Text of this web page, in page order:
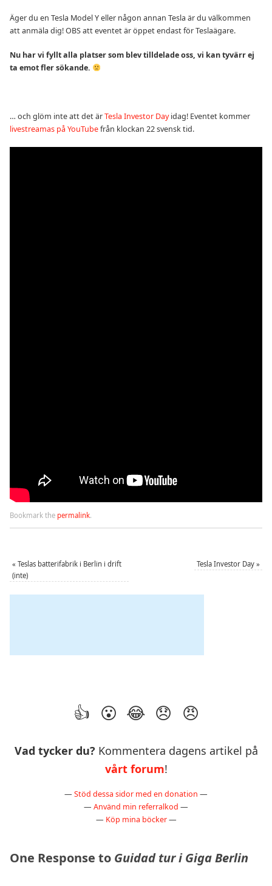
Äger du en Tesla Model Y eller någon annan Tesla är du välkommen
att anmäla dig! OBS att eventet är öppet endast för Teslaägare.
Nu har vi fyllt alla platser som blev tilldelade oss, vi kan tyvärr ej
ta emot fler sökande.
… och glöm inte att det ärTesla Investor Dayidag! Eventet kommer
livestreamas på YouTubefrån klockan 22 svensk tid.
Bookmark the permalink.
« Teslas batterifabrik i Berlin i drift
(inte)
Tesla Investor Day »
Vad tycker du? Kommentera dagens artikel på
vårt forum!
— Stöd dessa sidor med en donation —
— Använd min referralkod —
— Köp mina böcker—
One Response to Guidad tur i Giga Berlin